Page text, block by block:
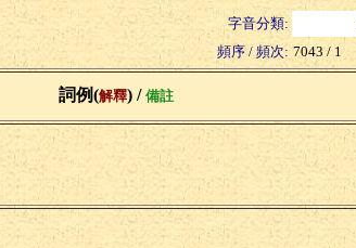
字音分類:
頻序 / 頻次: 7043 / 1
詞例(解釋) / 備註